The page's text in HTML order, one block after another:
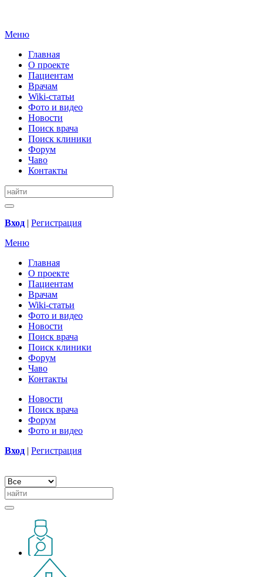
Меню
Главная
О проекте
Пациентам
Врачам
Wiki-статьи
Фото и видео
Новости
Поиск врача
Поиск клиники
Форум
Чаво
Контакты
Вход | Регистрация
Меню
Главная
О проекте
Пациентам
Врачам
Wiki-статьи
Фото и видео
Новости
Поиск врача
Поиск клиники
Форум
Чаво
Контакты
Новости
Поиск врача
Форум
Фото и видео
Вход | Регистрация